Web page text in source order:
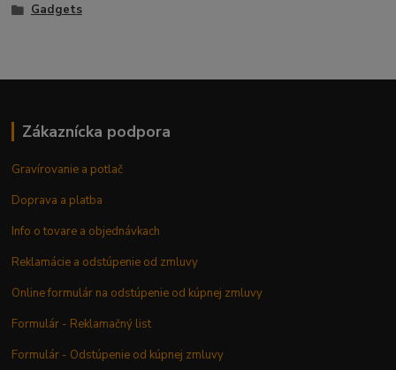
Gadgets
Zákaznícka podpora
Gravírovanie a potlač
Doprava a platba
Info o tovare a objednávkach
Reklamácie a odstúpenie od zmluvy
Online formulár na odstúpenie od kúpnej zmluvy
Formulár - Reklamačný list
Formulár - Odstúpenie od kúpnej zmluvy